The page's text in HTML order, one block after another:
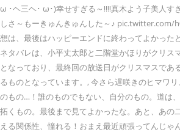
ω ･ヘ三ヘ･ ω･)幸せすぎる～‼‼真木よう子美人す
しさ～もーきゅんきゅんした～♪ pic.twitter.com/
想は、最後はハッピーエンドに終わってよかった
ネタバレは、小平丈太郎と二階堂かほりがクリス
となっており、最終回の放送日がクリスマスであ
るものとなっています。, 今さら遅咲きのヒマワ
のもの…！誰のものでもない、自分のもの。道は
拓くもの。最後まで見てよかったな。あと、あの
える関係性、憧れる！おまえ最近頑張ってんじゃ